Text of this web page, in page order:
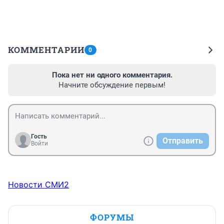
КОММЕНТАРИИ 0
Пока нет ни одного комментария.
Начните обсуждение первым!
Гость
Войти
Отправить
Новости СМИ2
ФОРУМЫ